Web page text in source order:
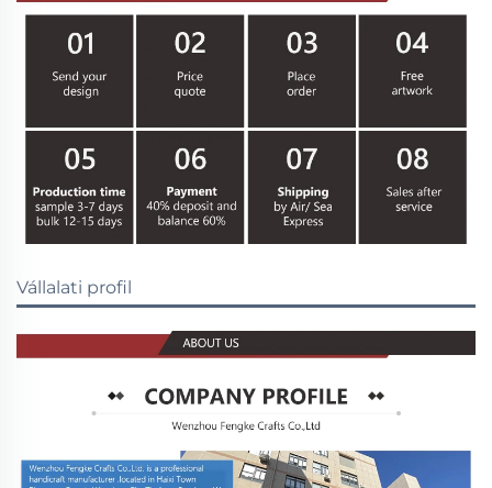
Vállalati profil